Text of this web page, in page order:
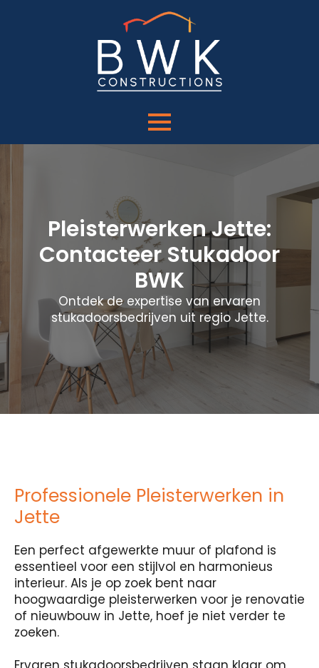
Pleisterwerken Jette:
Contacteer Stukadoor
BWK
Ontdek de expertise van ervaren
stukadoorsbedrijven uit regio Jette.
Professionele Pleisterwerken in
Jette
Een perfect afgewerkte muur of plafond is
essentieel voor een stijlvol en harmonieus
interieur. Als je op zoek bent naar
hoogwaardige pleisterwerken voor je renovatie
of nieuwbouw in Jette, hoef je niet verder te
zoeken.